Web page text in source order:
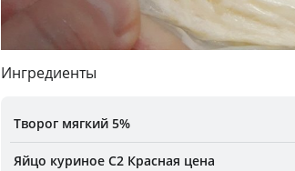
Ингредиенты
Творог мягкий 5%
Яйцо куриное С2 Красная цена